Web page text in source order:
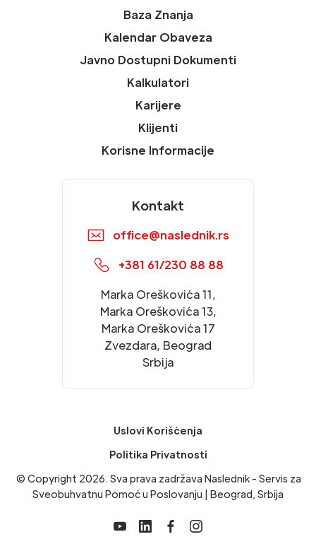
Baza Znanja
Kalendar Obaveza
Javno Dostupni Dokumenti
Kalkulatori
Karijere
Klijenti
Korisne Informacije
Kontakt
office@naslednik.rs
+381 61/230 88 88
Marka Oreškovića 11,
Marka Oreškovića 13,
Marka Oreškovića 17
Zvezdara, Beograd
Srbija
Uslovi Korišćenja
Politika Privatnosti
© Copyright 2026. Sva prava zadržava Naslednik - Servis za
Sveobuhvatnu Pomoć u Poslovanju | Beograd, Srbija